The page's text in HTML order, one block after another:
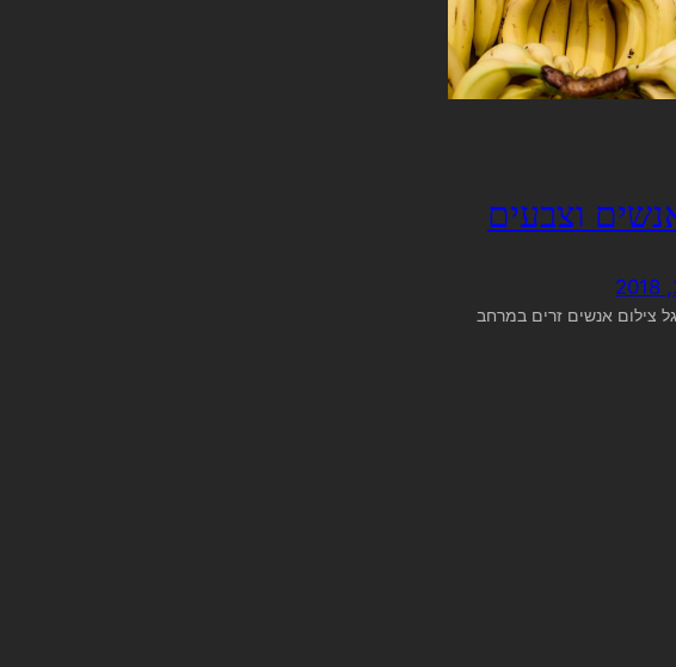
וצבעים
צילום אנשים זרים במרחב